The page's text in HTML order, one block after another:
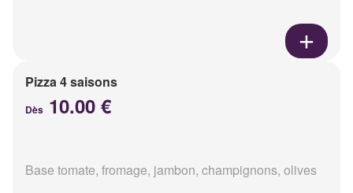
Pizza 4 saisons
Dès 10.00 €
Base tomate, fromage, jambon, champignons, olives